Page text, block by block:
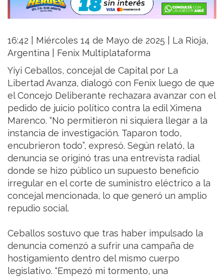
16:42 | Miércoles 14 de Mayo de 2025 | La Rioja,
Argentina | Fenix Multiplataforma
Yiyi Ceballos, concejal de Capital por La
Libertad Avanza, dialogó con Fenix luego de que
el Concejo Deliberante rechazara avanzar con el
pedido de juicio político contra la edil Ximena
Marenco. “No permitieron ni siquiera llegar a la
instancia de investigación. Taparon todo,
encubrieron todo”, expresó. Según relató, la
denuncia se originó tras una entrevista radial
donde se hizo público un supuesto beneficio
irregular en el corte de suministro eléctrico a la
concejal mencionada, lo que generó un amplio
repudio social.
Ceballos sostuvo que tras haber impulsado la
denuncia comenzó a sufrir una campaña de
hostigamiento dentro del mismo cuerpo
legislativo. “Empezó mi tormento, una